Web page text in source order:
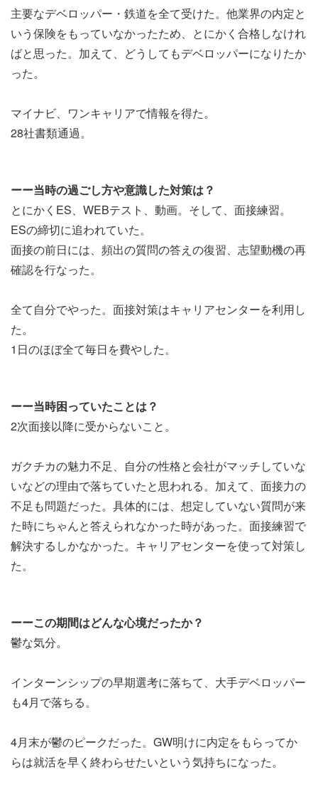
主要なデベロッパー・鉄道を全て受けた。他業界の内定と
いう保険をもっていなかったため、とにかく合格しなけれ
ばと思った。加えて、どうしてもデベロッパーになりたか
った。
マイナビ、ワンキャリアで情報を得た。
28社書類通過。
ーー当時の過ごし方や意識した対策は？
とにかくES、WEBテスト、動画。そして、面接練習。
ESの締切に追われていた。
面接の前日には、頻出の質問の答えの復習、志望動機の再
確認を行なった。
全て自分でやった。面接対策はキャリアセンターを利用し
た。
1日のほぼ全て毎日を費やした。
ーー当時困っていたことは？
2次面接以降に受からないこと。
ガクチカの魅力不足、自分の性格と会社がマッチしていな
いなどの理由で落ちていたと思われる。加えて、面接力の
不足も問題だった。具体的には、想定していない質問が来
た時にちゃんと答えられなかった時があった。面接練習で
解決するしかなかった。キャリアセンターを使って対策し
た。
ーーこの期間はどんな心境だったか？
鬱な気分。
インターンシップの早期選考に落ちて、大手デベロッパー
も4月で落ちる。
4月末が鬱のピークだった。GW明けに内定をもらってか
らは就活を早く終わらせたいという気持ちになった。